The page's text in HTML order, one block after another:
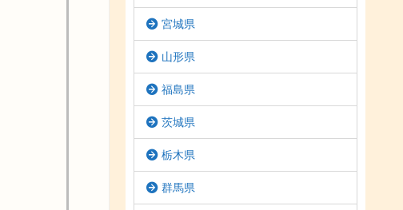
宮城県
山形県
福島県
茨城県
栃木県
群馬県